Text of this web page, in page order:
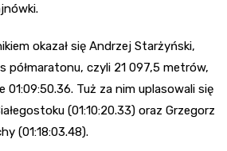
okazał się Andrzej Starżyński,
półmaratonu, czyli 21 097,5 metrów,
01:09:50.36. Tuż za nim uplasowali się
(01:10:20.33) oraz Grzegorz
(01:18:03.48).